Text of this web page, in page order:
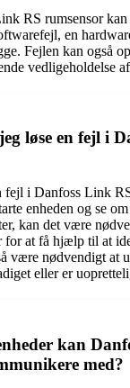
RS rumsensor
en
Fejlen kan også
vedligeholdelse
løse en fejl i
i Danfoss Link
enheden og se
kan det være
for at få hjælp til at
være nødvendigt at
eller er
kan
med?